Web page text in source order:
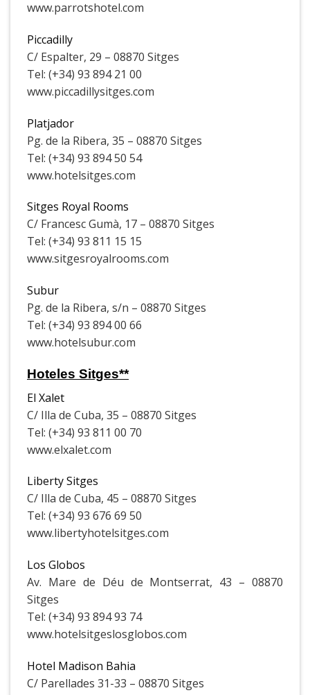
www.parrotshotel.com
Piccadilly
C/ Espalter, 29 – 08870 Sitges
Tel: (+34) 93 894 21 00
www.piccadillysitges.com
Platjador
Pg. de la Ribera, 35 – 08870 Sitges
Tel: (+34) 93 894 50 54
www.hotelsitges.com
Sitges Royal Rooms
C/ Francesc Gumà, 17 – 08870 Sitges
Tel: (+34) 93 811 15 15
www.sitgesroyalrooms.com
Subur
Pg. de la Ribera, s/n – 08870 Sitges
Tel: (+34) 93 894 00 66
www.hotelsubur.com
Hoteles Sitges**
El Xalet
C/ Illa de Cuba, 35 – 08870 Sitges
Tel: (+34) 93 811 00 70
www.elxalet.com
Liberty Sitges
C/ Illa de Cuba, 45 – 08870 Sitges
Tel: (+34) 93 676 69 50
www.libertyhotelsitges.com
Los Globos
Av. Mare de Déu de Montserrat, 43 – 08870
Sitges
Tel: (+34) 93 894 93 74
www.hotelsitgeslosglobos.com
Hotel Madison Bahia
C/ Parellades 31-33 – 08870 Sitges